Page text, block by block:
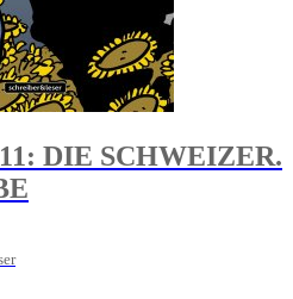
DIE SCHWEIZER.